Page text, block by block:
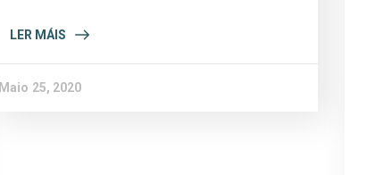
LER MÁIS
Maio 25, 2020